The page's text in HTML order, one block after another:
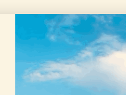
"Pop Mandarino" Besteck
Angebot
€62 EUR